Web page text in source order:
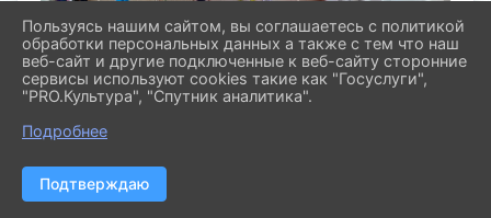
Пользуясь нашим сайтом, вы соглашаетесь с политикой
обработки персональных данных а также с тем что наш
веб-сайт и другие подключенные к веб-сайту сторонние
сервисы используют cookies такие как "Госуслуги",
"PRO.Культура", "Спутник аналитика".
Подробнее
Подтверждаю